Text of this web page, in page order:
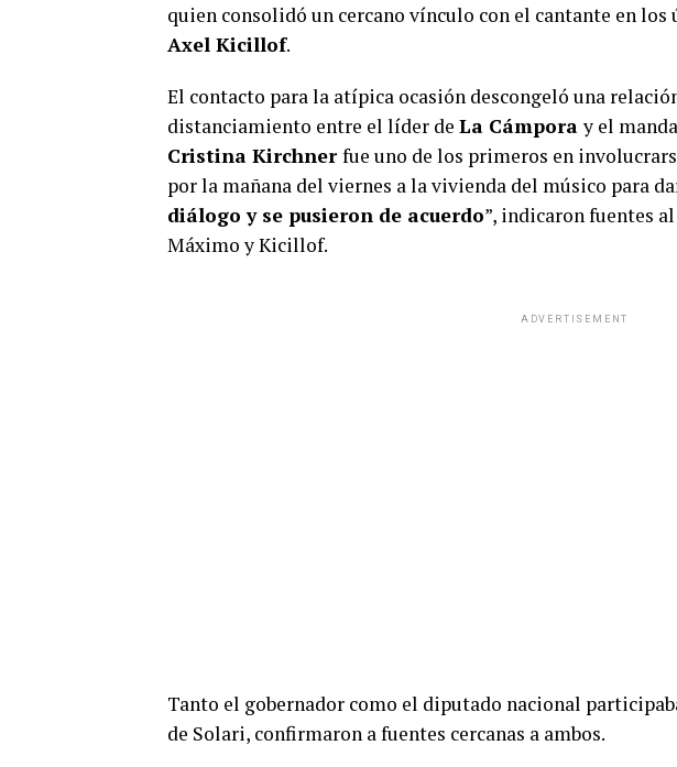
quien consolidó un cercano vínculo con el cantante en
Axel Kicillof.
El contacto para la atípica ocasión descongeló una
distanciamiento entre el líder de La Cámporay el
Cristina Kirchnerfue uno de los primeros en
por la mañana del viernes a la vivienda del músico para
diálogo y se pusieron de acuerdo”, indicaron fuentes
Máximo y Kicillof.
ADVERTISEMENT
Tanto el gobernador como el diputado nacional
de Solari, confirmaron afuentes cercanas a ambos.